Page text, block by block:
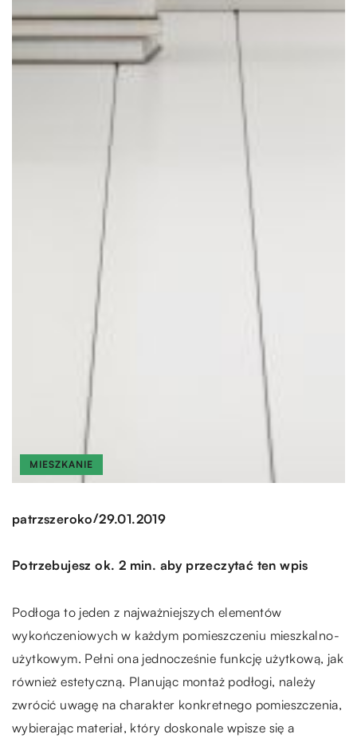
MIESZKANIE
patrzszeroko/29.01.2019
Potrzebujesz ok. 2 min. aby przeczytać ten wpis
Podłoga to jeden z najważniejszych elementów
wykończeniowych w każdym pomieszczeniu mieszkalno-
użytkowym. Pełni ona jednocześnie funkcję użytkową, jak
również estetyczną. Planując montaż podłogi, należy
zwrócić uwagę na charakter konkretnego pomieszczenia,
wybierając materiał, który doskonale wpisze się a